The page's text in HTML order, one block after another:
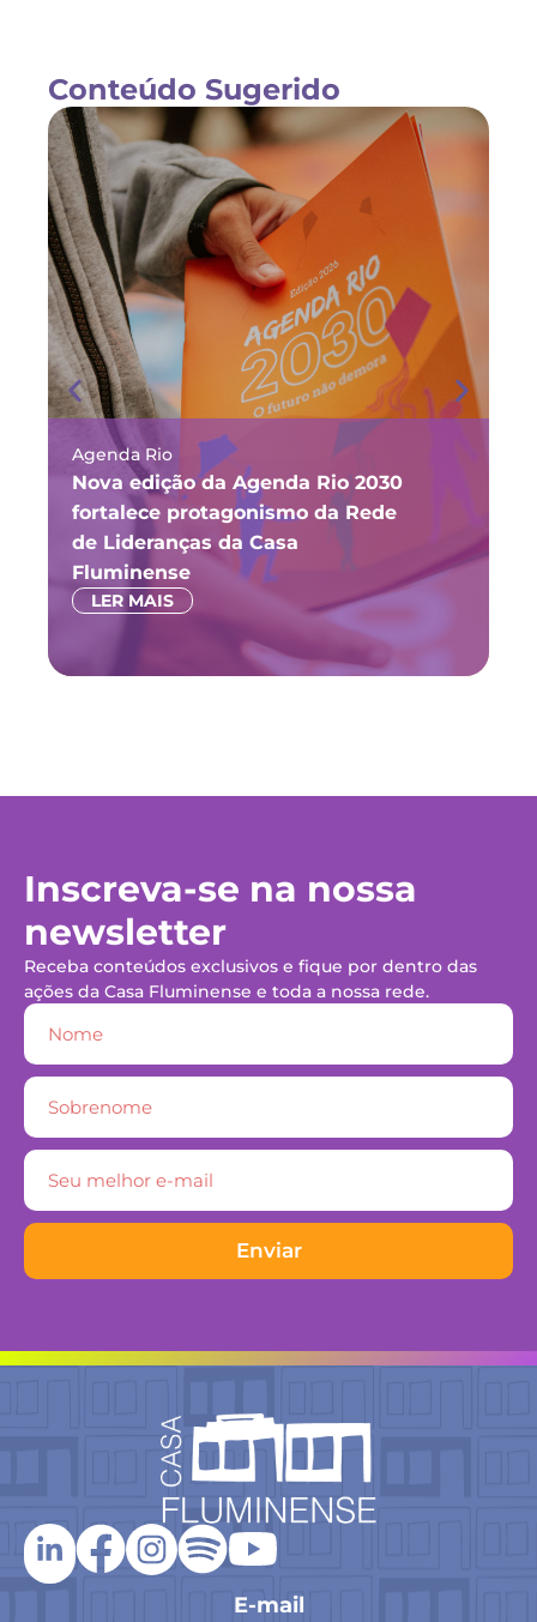
Conteúdo Sugerido
Agenda Rio
Nova edição da Agenda Rio 2030
fortalece protagonismo da Rede
de Lideranças da Casa
Fluminense
LER MAIS
Inscreva-se na nossa
newsletter
Receba conteúdos exclusivos e fique por dentro das
ações da Casa Fluminense e toda a nossa rede.
Enviar
E-mail